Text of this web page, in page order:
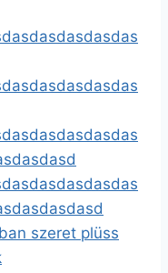
szeret plüss